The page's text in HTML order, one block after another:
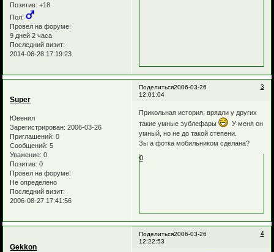
Позитив: +18
Пол:
Провел на форуме:
9 дней 2 часа
Последний визит:
2014-06-28 17:19:23
Поделиться 3
2006-03-26
12:01:04
Super
Ювенил
Зарегистрирован: 2006-03-26
Приглашений: 0
Сообщений: 5
Уважение: 0
Позитив: 0
Провел на форуме:
Не определено
Последний визит:
2006-08-27 17:41:56
Прикольная история, врядли у других
такие умные эублефары
У меня он
умный, но не до такой степени.
Зы а фотка мобильником сделана?
0
Поделиться 4
2006-03-26
12:22:53
Gekkon